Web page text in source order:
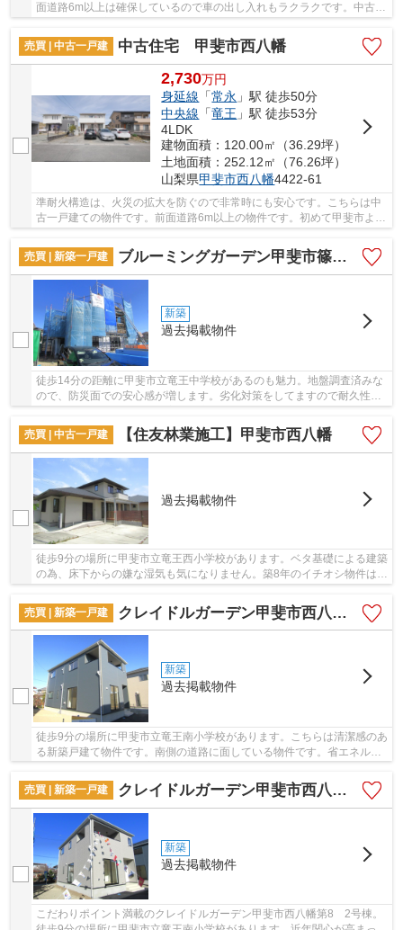
面道路6m以上は確保しているので車の出し入れもラクラクです。中古戸
売買 | 中古一戸建
中古住宅 甲斐市西八幡
2,730万円
身延線 「常永 」駅 徒歩50分
中央線 「竜王 」駅 徒歩53分
4LDK
建物面積：120.00㎡（36.29坪）
土地面積：252.12㎡（76.26坪）
山梨県甲斐市西八幡4422-61
準耐火構造は、火災の拡大を防ぐので非常時にも安心です。こちらは中
古一戸建ての物件です。前面道路6m以上の物件です。初めて甲斐市より
売買 | 新築一戸建
ブルーミングガーデン甲斐市篠原 1号棟
新築
過去掲載物件
徒歩14分の距離に甲斐市立竜王中学校があるのも魅力。地盤調査済みな
ので、防災面での安心感が増します。劣化対策をしてますので耐久性の
売買 | 中古一戸建
【住友林業施工】甲斐市西八幡
過去掲載物件
徒歩9分の場所に甲斐市立竜王西小学校があります。ベタ基礎による建築
の為、床下からの嫌な湿気も気になりません。築8年のイチオシ物件はこ
ちらです,。安心の前面道路6m以上の条件を備...
売買 | 新築一戸建
クレイドルガーデン甲斐市西八幡第8 1号棟
新築
過去掲載物件
徒歩9分の場所に甲斐市立竜王南小学校があります。こちらは清潔感のあ
る新築戸建て物件です。南側の道路に面している物件です。省エネルギ
売買 | 新築一戸建
クレイドルガーデン甲斐市西八幡第8 2号棟
新築
過去掲載物件
こだわりポイント満載のクレイドルガーデン甲斐市西八幡第8 2号棟。